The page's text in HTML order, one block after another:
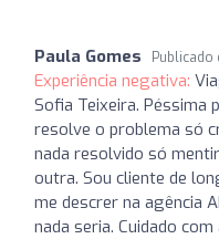
Paula Gomes Publicado
Experiência negativa:
Sofia Teixeira.
resolve o problema só
nada resolvido só
outra. Sou cliente de
me descrer na agência
nada seria. Cuidado